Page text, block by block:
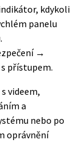
kdykoli
panelu
→
přístupem.
videem,
a
nebo po
oprávnění